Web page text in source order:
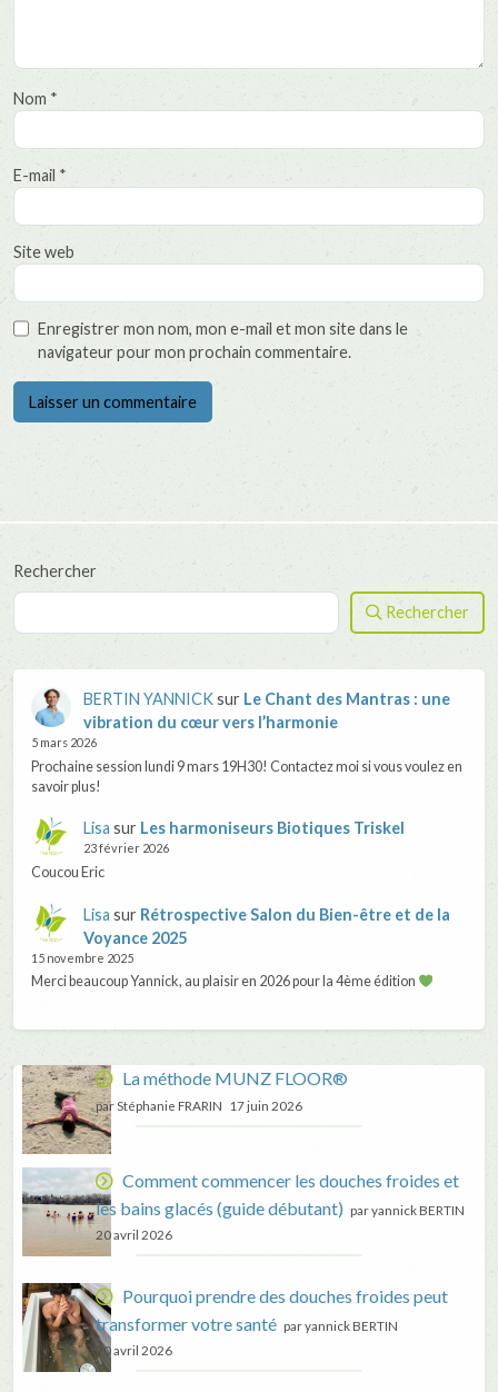
Nom *
E-mail *
Site web
Enregistrer mon nom, mon e-mail et mon site dans le
navigateur pour mon prochain commentaire.
Rechercher
Rechercher
BERTIN YANNICKsur Le Chant des Mantras : une
vibration du cœur vers l’harmonie
5 mars 2026
Prochaine session lundi 9 mars 19H30! Contactez moi si vous voulez en
savoir plus!
Lisa sur Les harmoniseurs Biotiques Triskel
23 février 2026
Coucou Eric
Lisa sur Rétrospective Salon du Bien-être et de la
Voyance 2025
15 novembre 2025
Merci beaucoup Yannick, au plaisir en 2026 pour la 4ème édition
La méthode MUNZ FLOOR®
par Stéphanie FRARIN 17 juin 2026
Comment commencer les douches froides et
les bains glacés (guide débutant) par yannick BERTIN
20 avril 2026
Pourquoi prendre des douches froides peut
transformer votre santé par yannick BERTIN
20 avril 2026